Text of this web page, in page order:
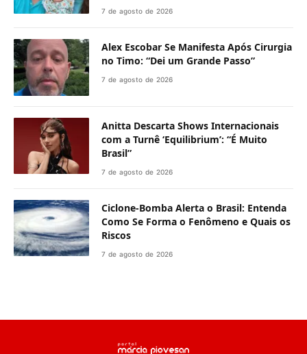
7 de agosto de 2026
Alex Escobar Se Manifesta Após Cirurgia
no Timo: “Dei um Grande Passo”
7 de agosto de 2026
Anitta Descarta Shows Internacionais
com a Turnê ‘Equilibrium’: “É Muito
Brasil”
7 de agosto de 2026
Ciclone-Bomba Alerta o Brasil: Entenda
Como Se Forma o Fenômeno e Quais os
Riscos
7 de agosto de 2026